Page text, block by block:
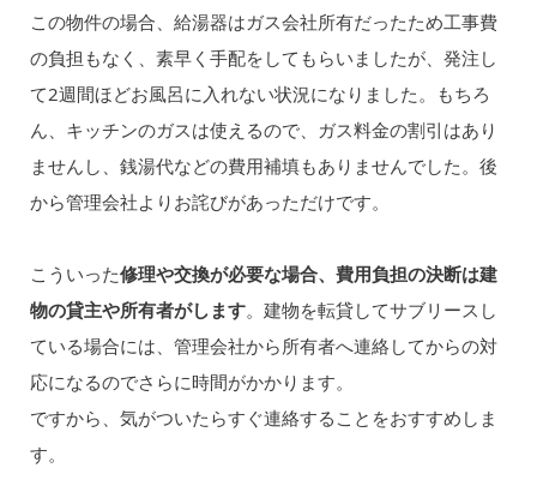
この物件の場合、給湯器はガス会社所有だったため工事費
の負担もなく、素早く手配をしてもらいましたが、発注し
て2週間ほどお風呂に入れない状況になりました。もちろ
ん、キッチンのガスは使えるので、ガス料金の割引はあり
ませんし、銭湯代などの費用補填もありませんでした。後
から管理会社よりお詫びがあっただけです。
こういった修理や交換が必要な場合、費用負担の決断は建
物の貸主や所有者がします。建物を転貸してサブリースし
ている場合には、管理会社から所有者へ連絡してからの対
応になるのでさらに時間がかかります。
ですから、気がついたらすぐ連絡することをおすすめしま
す。